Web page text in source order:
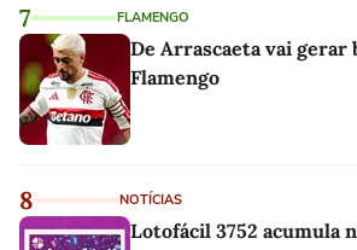
7 FLAMENGO
De Arrascaeta vai gerar
Flamengo
8 NOTÍCIAS
Lotofácil 3752 acumula